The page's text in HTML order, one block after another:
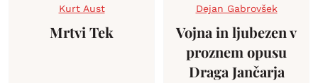
Kurt Aust
Mrtvi Tek
Dejan Gabrovšek
Vojna in ljubezen v
proznem opusu
Draga Jančarja